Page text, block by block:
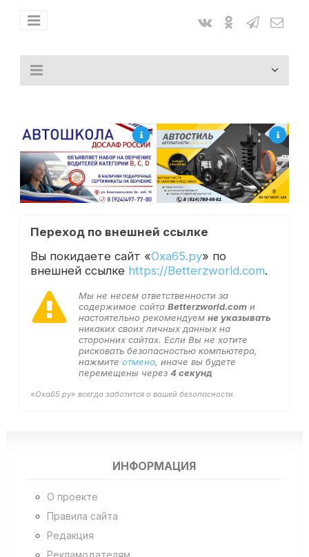
Переход по внешней ссылке
Вы покидаете сайт «Оха65.ру» по
внешней ссылке https://Betterzworld.com.
Мы не несем ответственности за
содержимое сайта Betterzworld.comи
настоятельно рекомендуем не указывать
никаких своих личных данных на
сторонних сайтах. Если Вы не хотите
рисковать безопасностью компьютера,
нажмите отмена, иначе вы будете
перемещены через 4 секунд
«Оха65.ру» всегда заботится о вашей безопасности.
ИНФОРМАЦИЯ
О проекте
Правила сайта
Редакция
Рекламодателям